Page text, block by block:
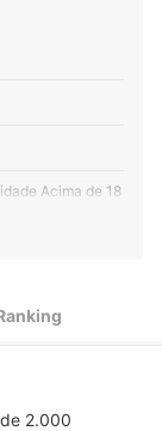
Acima de 18
de Entradas
Gordura
2.000